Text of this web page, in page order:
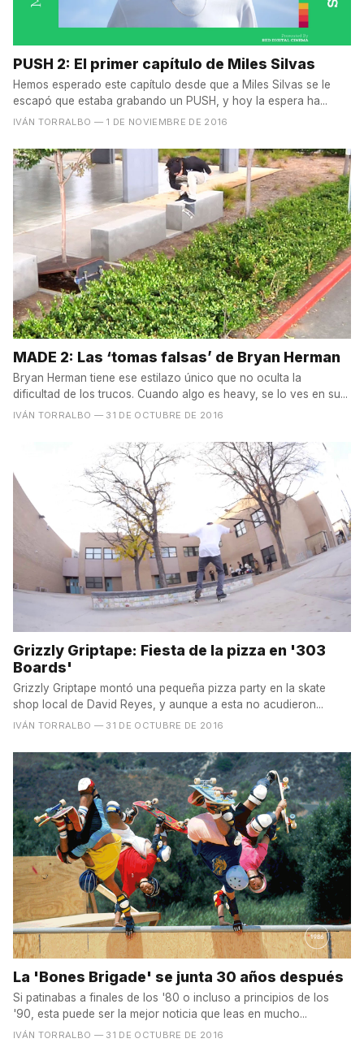
PUSH 2: El primer capítulo de Miles Silvas
Hemos esperado este capítulo desde que a Miles Silvas se le
escapó que estaba grabando un PUSH, y hoy la espera ha...
IVÁN TORRALBO — 1 DE NOVIEMBRE DE 2016
MADE 2: Las ‘tomas falsas’ de Bryan Herman
Bryan Herman tiene ese estilazo único que no oculta la
dificultad de los trucos. Cuando algo es heavy, se lo ves en su...
IVÁN TORRALBO — 31 DE OCTUBRE DE 2016
Grizzly Griptape: Fiesta de la pizza en '303
Boards'
Grizzly Griptape montó una pequeña pizza party en la skate
shop local de David Reyes, y aunque a esta no acudieron...
IVÁN TORRALBO — 31 DE OCTUBRE DE 2016
La 'Bones Brigade' se junta 30 años después
Si patinabas a finales de los '80 o incluso a principios de los
'90, esta puede ser la mejor noticia que leas en mucho...
IVÁN TORRALBO — 31 DE OCTUBRE DE 2016